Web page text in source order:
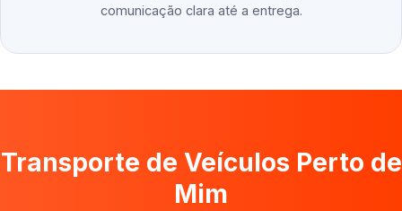
comunicação clara até a entrega.
Transporte de Veículos Perto de
Mim